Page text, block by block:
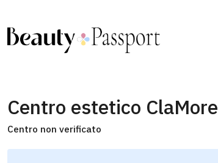
Centro estetico ClaMore
Centro non verificato